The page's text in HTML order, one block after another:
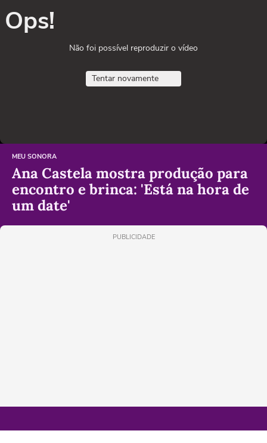
Ops!
Não foi possível reproduzir o vídeo
Tentar novamente
MEU SONORA
Ana Castela mostra produção para
encontro e brinca: 'Está na hora de
um date'
PUBLICIDADE